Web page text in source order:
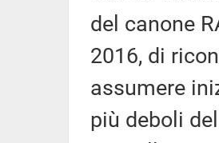
del canone
2016, di
assumere
più deboli